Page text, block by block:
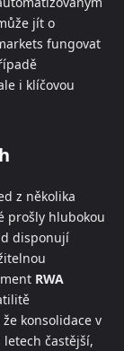
jít o
fungovat
i klíčovou
z několika
prošly hlubokou
disponují
RWA
konsolidace v
častější,